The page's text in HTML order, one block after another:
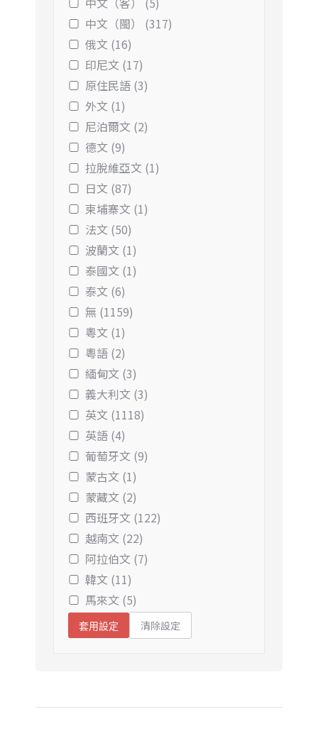
中文（閩） (317)
俄文 (16)
印尼文 (17)
原住民語 (3)
外文 (1)
尼泊爾文 (2)
德文 (9)
拉脫維亞文 (1)
日文 (87)
柬埔寨文 (1)
法文 (50)
波蘭文 (1)
泰國文 (1)
泰文 (6)
無 (1159)
粵文 (1)
粵語 (2)
緬甸文 (3)
義大利文 (3)
英文 (1118)
英語 (4)
葡萄牙文 (9)
蒙古文 (1)
蒙藏文 (2)
西班牙文 (122)
越南文 (22)
阿拉伯文 (7)
韓文 (11)
馬來文 (5)
套用設定 清除設定